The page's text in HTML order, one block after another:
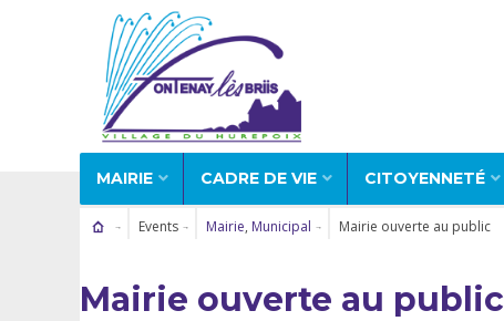
MAIRIE CADRE DE VIE CITOYENNETÉ
Events Mairie, Municipal Mairie ouverte au public
Mairie ouverte au public